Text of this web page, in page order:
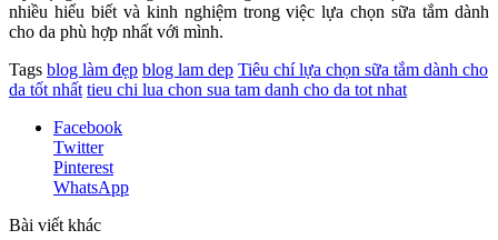
nhiều hiểu biết và kinh nghiệm trong việc lựa chọn sữa tắm dành
cho da phù hợp nhất với mình.
Tags blog làm đẹp blog lam dep Tiêu chí lựa chọn sữa tắm dành cho
da tốt nhất tieu chi lua chon sua tam danh cho da tot nhat
Facebook
Twitter
Pinterest
WhatsApp
Bài viết khác